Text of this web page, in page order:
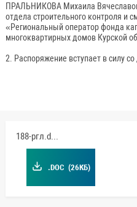
ПРАЛЬНИКОВА Михаила
отдела строительного контроля и
«Региональный оператор фонда
многоквартирных домов Курской
2. Распоряжение вступает в силу со
188-ргл.doc
.DOC (26КБ)